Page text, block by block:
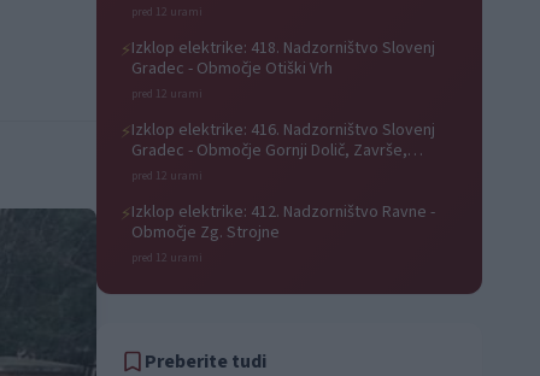
pred 12 urami
⚡Izklop elektrike: 418. Nadzorništvo Slovenj
Gradec - Območje Otiški Vrh
pred 12 urami
⚡Izklop elektrike: 416. Nadzorništvo Slovenj
Gradec - Območje Gornji Dolič, Završe,
Kozjak, Tolsti vrh pri Mislinji, Srednji Dolič,
pred 12 urami
⚡Izklop elektrike: 412. Nadzorništvo Ravne -
Območje Zg. Strojne
pred 12 urami
Preberite tudi